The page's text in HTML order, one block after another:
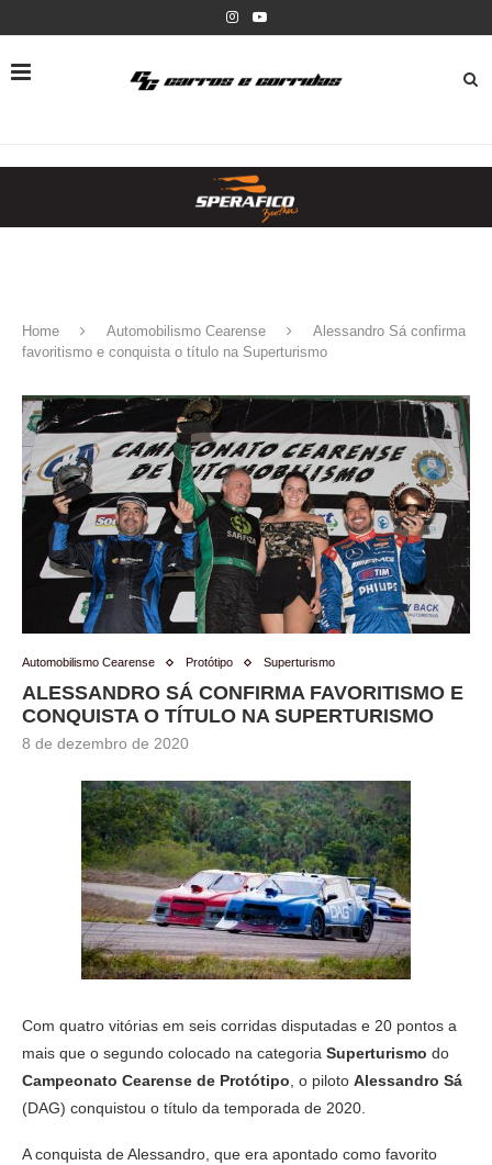
Home Automobilismo Cearense
Alessandro Sá confirma
favoritismo e conquista o título na Superturismo
Automobilismo Cearense Protótipo Superturismo
ALESSANDRO SÁ CONFIRMA FAVORITISMO E
CONQUISTA O TÍTULO NA SUPERTURISMO
8 de dezembro de 2020
Com quatro vitórias em seis corridas disputadas e 20 pontos a
mais que o segundo colocado na categoria Superturismo do
Campeonato Cearense de Protótipo, o piloto Alessandro Sá
(DAG) conquistou o título da temporada de 2020.
A conquista de Alessandro, que era apontado como favorito